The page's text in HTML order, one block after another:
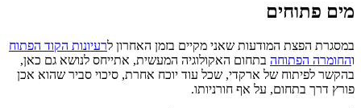
מים פתוחים
במסגרת הפצת המודעות שאני מקיים בזמן האחרון ל רעיונות הקוד הפתוח
החומרה הפתוחהבתחום האקולוגיה המעשית, אתייחס לנושא גם כאן,
בהקשר לפיתוח של ארקדי, שכל עוד יוכח אחרת, סיכוי סביר שהוא אכן
פורץ דרך בתחום, על אף חורניותו.